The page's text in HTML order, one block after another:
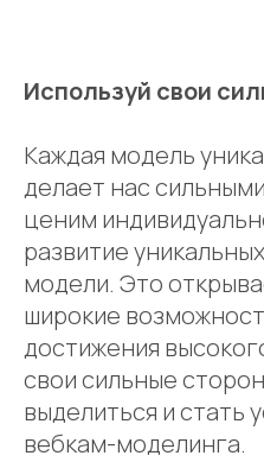
Используй свои
Каждая модель
делает нас
ценим
развитие
модели. Это
широкие
достижения
свои сильные
выделиться и стать
вебкам-моделинга.